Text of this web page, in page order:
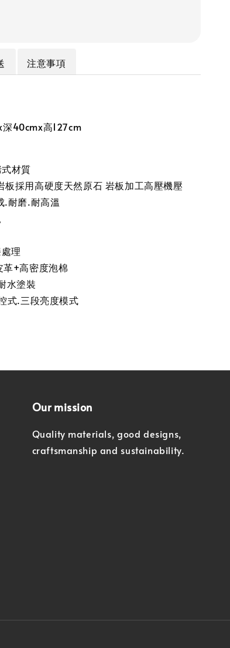
注意事項
40cmx高127cm
材質
採用高硬度天然原石 岩板加工高壓機壓
.耐磨.耐高溫
理
革+高密度泡棉
水塗裝
式.三段亮度模式
Our mission
Quality materials, good designs,
craftsmanship and sustainability.